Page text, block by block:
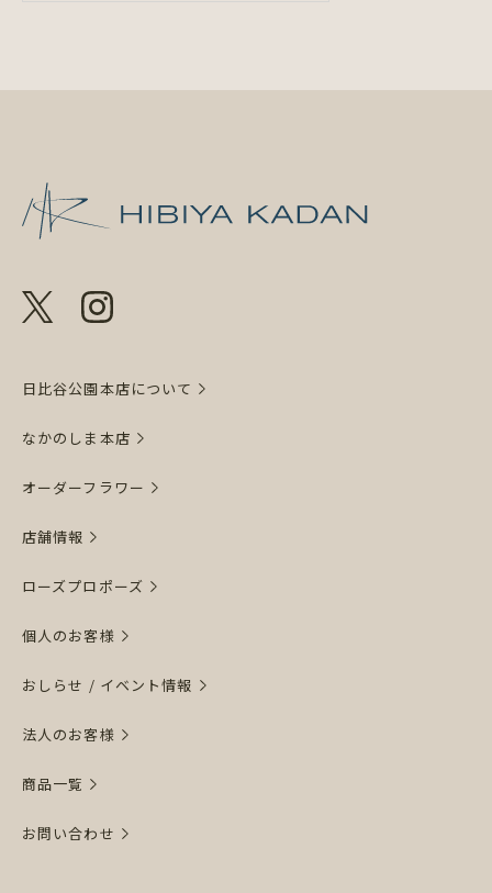
日比谷公園本店について
なかのしま本店
オーダーフラワー
店舗情報
ローズプロポーズ
個人のお客様
おしらせ / イベント情報
法人のお客様
商品一覧
お問い合わせ